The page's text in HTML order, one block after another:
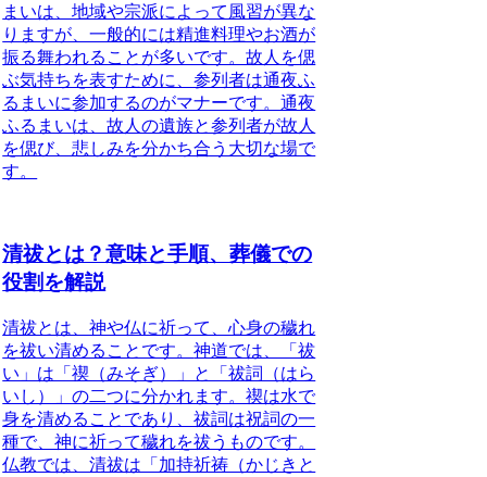
まいは、地域や宗派によって風習が異な
りますが、一般的には精進料理やお酒が
振る舞われることが多いです。故人を偲
ぶ気持ちを表すために、参列者は通夜ふ
るまいに参加するのがマナーです。通夜
ふるまいは、故人の遺族と参列者が故人
を偲び、悲しみを分かち合う大切な場で
す。
清祓とは？意味と手順、葬儀での
役割を解説
清祓とは、神や仏に祈って、心身の穢れ
を祓い清めることです。神道では、「祓
い」は「禊（みそぎ）」と「祓詞（はら
いし）」の二つに分かれます。禊は水で
身を清めることであり、祓詞は祝詞の一
種で、神に祈って穢れを祓うものです。
仏教では、清祓は「加持祈祷（かじきと